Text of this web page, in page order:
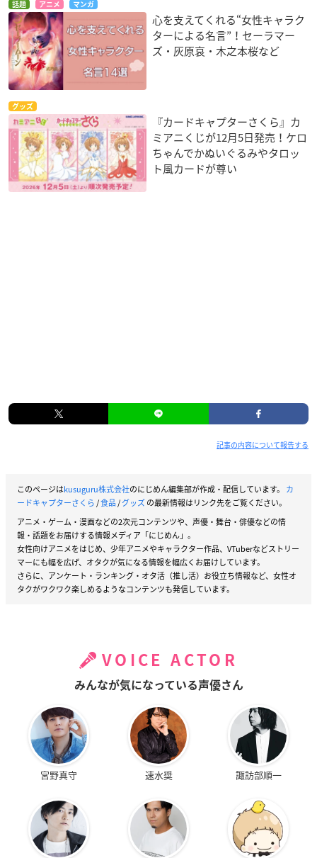
話題 アニメ マンガ
心を支えてくれる“女性キャラク
ターによる名言”！セーラマー
ズ・灰原哀・木之本桜など
グッズ
『カードキャプターさくら』カ
ミアニくじが12月5日発売！ケロ
ちゃんでかぬいぐるみやタロッ
ト風カードが尊い
記事の内容について報告する
このページはkusuguru株式会社のにじめん編集部が作成・配信しています。 カ
ードキャプターさくら/食品/グッズの最新情報はリンク先をご覧ください。
アニメ・ゲーム・漫画などの2次元コンテンツや、声優・舞台・俳優などの情
報・話題をお届けする情報メディア「にじめん」。
女性向けアニメをはじめ、少年アニメやキャラクター作品、VTuberなどストリー
マーにも幅を広げ、オタクが気になる情報を幅広くお届けしています。
さらに、アンケート・ランキング・オタ活（推し活）お役立ち情報など、女性オ
タクがワクワク楽しめるようなコンテンツも発信しています。
VOICE ACTOR
みんなが気になっている声優さん
宮野真守 速水奨 諏訪部順一